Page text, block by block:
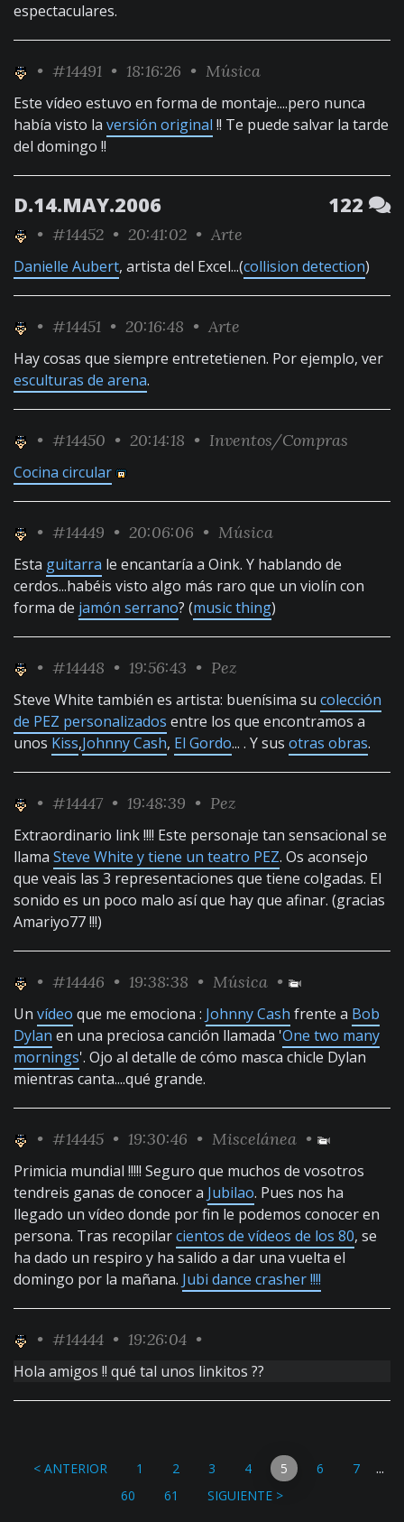
espectaculares.
• #14491 • 18:16:26 • Música
Este vídeo estuvo en forma de montaje....pero nunca
había visto la versión original !! Te puede salvar la tarde
del domingo !!
D.14.MAY.2006 122
• #14452 • 20:41:02 • Arte
Danielle Aubert, artista del Excel...(collision detection)
• #14451 • 20:16:48 • Arte
Hay cosas que siempre entretetienen. Por ejemplo, ver
esculturas de arena.
• #14450 • 20:14:18 • Inventos/Compras
Cocina circular
• #14449 • 20:06:06 • Música
Esta guitarra le encantaría a Oink. Y hablando de
cerdos...habéis visto algo más raro que un violín con
forma de jamón serrano? (music thing)
• #14448 • 19:56:43 • Pez
Steve White también es artista: buenísima su colección
de PEZ personalizados entre los que encontramos a
unos Kiss,Johnny Cash, El Gordo... . Y sus otras obras.
• #14447 • 19:48:39 • Pez
Extraordinario link !!!! Este personaje tan sensacional se
llama Steve White y tiene un teatro PEZ. Os aconsejo
que veais las 3 representaciones que tiene colgadas. El
sonido es un poco malo así que hay que afinar. (gracias
Amariyo77 !!!)
• #14446 • 19:38:38 • Música •
Un vídeo que me emociona : Johnny Cash frente a Bob
Dylan en una preciosa canción llamada 'One two many
mornings'. Ojo al detalle de cómo masca chicle Dylan
mientras canta....qué grande.
• #14445 • 19:30:46 • Miscelánea •
Primicia mundial !!!!! Seguro que muchos de vosotros
tendreis ganas de conocer a Jubilao. Pues nos ha
llegado un vídeo donde por fin le podemos conocer en
persona. Tras recopilarcientos de vídeos de los 80, se
ha dado un respiro y ha salido a dar una vuelta el
domingo por la mañana. Jubi dance crasher !!!!
• #14444 • 19:26:04 •
Hola amigos !! qué tal unos linkitos ??
< ANTERIOR 1 2 3 4 5 6 7 ...
60 61 SIGUIENTE >